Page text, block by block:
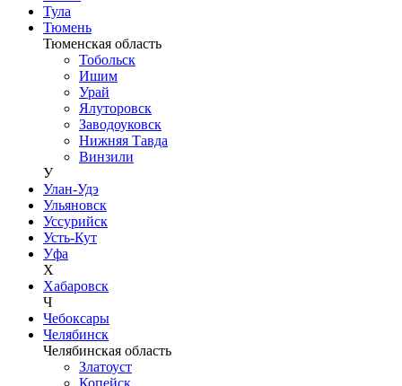
Тула
Тюмень
Тюменская область
Тобольск
Ишим
Урай
Ялуторовск
Заводоуковск
Нижняя Тавда
Винзили
У
Улан-Удэ
Ульяновск
Уссурийск
Усть-Кут
Уфа
Х
Хабаровск
Ч
Чебоксары
Челябинск
Челябинская область
Златоуст
Копейск